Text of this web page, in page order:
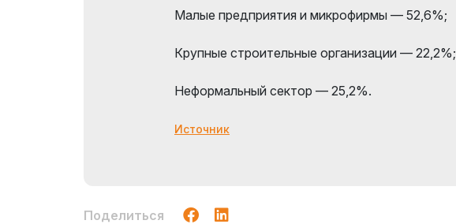
Малые предприятия и микрофирмы — 52,6%;
Крупные строительные организации — 22,2%;
Неформальный сектор — 25,2%.
Источник
Поделиться